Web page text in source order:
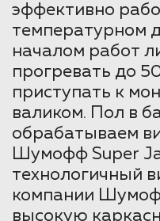
эффективно
температурном
началом работ
прогревать до
приступать к
валиком. Пол в
обрабатываем
Шумофф Super
технологичный
компании
высокую